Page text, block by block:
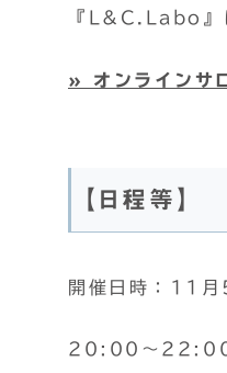
『L&C.Labo』
» オンラインサ
【日程等】
開催日時：11月
20:00～